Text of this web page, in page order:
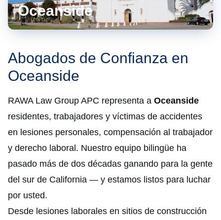
Oceanside
Abogados de Confianza en
Oceanside
RAWA Law Group APC representa a Oceanside
residentes, trabajadores y víctimas de accidentes
en lesiones personales, compensación al trabajador
y derecho laboral. Nuestro equipo bilingüe ha
pasado más de dos décadas ganando para la gente
del sur de California — y estamos listos para luchar
por usted.
Desde lesiones laborales en sitios de construcción